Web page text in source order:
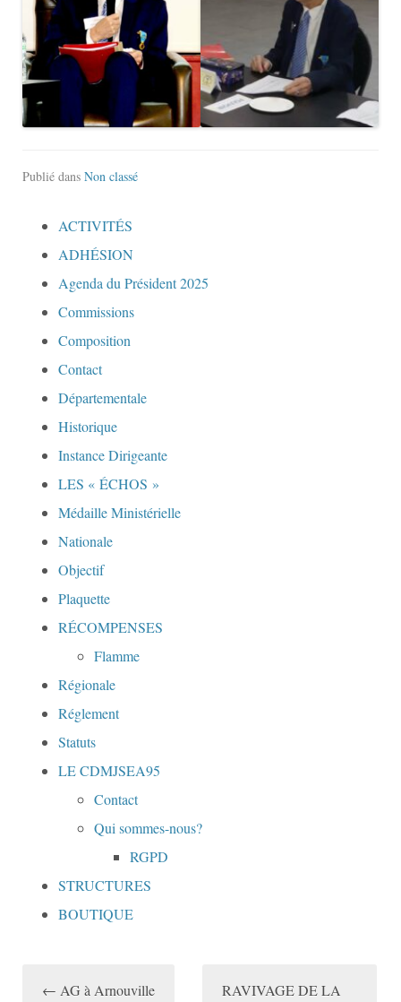
Publié dans Non classé
ACTIVITÉS
ADHÉSION
Agenda du Président 2025
Commissions
Composition
Contact
Départementale
Historique
Instance Dirigeante
LES « ÉCHOS »
Médaille Ministérielle
Nationale
Objectif
Plaquette
RÉCOMPENSES
Flamme
Régionale
Réglement
Statuts
LE CDMJSEA95
Contact
Qui sommes-nous?
RGPD
STRUCTURES
BOUTIQUE
← AG à Arnouville
RAVIVAGE DE LA